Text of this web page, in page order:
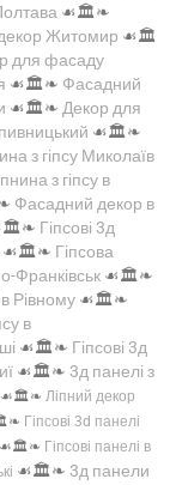
☙🏛️❧
Житомир ☙🏛️
для фасаду
☙🏛️❧ Фасадний
☙🏛️❧ Декор для
☙🏛️❧
з гіпсу Миколаїв
з гіпсу в
Фасадний декор в
Гіпсові 3д
☙🏛️❧ Гіпсова
Франківськ ☙🏛️❧
в Рівному ☙🏛️❧
в
☙🏛️❧ Гіпсові 3д
☙🏛️❧ 3д панелі з
☙🏛️❧ Ліпний декор
Гіпсові 3d панелі
☙🏛️❧ Гіпсові панелі в
☙🏛️❧ 3д панели